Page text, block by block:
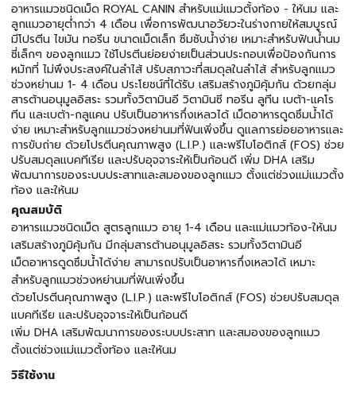
อาหารแมวชนิดเม็ด ROYAL CANIN สำหรับแม่แมวตั้งท้อง - ให้นม และ
ลูกแมวอายุต่ำกว่า 4 เดือน เพื่อการพัฒนาอวัยวะในร่างกายให้สมบูรณ์
มีโปรตีน ไขมัน ทอรีน ขนาดเม็ดเล็ก ซึมซับน้ำง่าย เหมาะสำหรับฟันน้ำนม
ซี่เล็กๆ ของลูกแมว ใช้โปรตีนย่อยง่ายเป็นส่วนประกอบเพื่อป้องกันการ
หมักที่ ไม่พึงประสงค์ในลำไส้ ปรับสภาวะที่สมดุลในลำไส้ สำหรับลูกแมว
ช่วงหย่านม 1- 4 เดือน ประโยชน์ที่ได้รับ เสริมสร้างภูมิคุ้มกัน ด้วยกลุ่ม
สารต้านอนุมูลอิสระ รวมทั้งวิตามินอี วิตามินซี ทอรีน ลูทีน เบต้า-แคโร
ทีน และเบต้า-กลูแคน ปรับเป็นอาหารกึ่งเหลวได้ เม็ดอาหารดูดซึมน้ำได้
ง่าย เหมาะสำหรับลูกแมวช่วงหย่านมที่ฟันเพิ่งขึ้น ดูแลการย่อยอาหารและ
การขับถ่าย ด้วยโปรตีนคุณภาพสูง (L.I.P.) และพรีไบโอติกส์ (FOS) ช่วย
ปรับสมดุลแบคทีเรีย และปรับอุจจาระให้เป็นก้อนดี เพิ่ม DHA เสริม
พัฒนาการของระบบประสาทและสมองของลูกแมว ตั้งแต่ช่วงแม่แมวตั้ง
ท้อง และให้นม
คุณสมบัติ
อาหารแมวชนิดเม็ด สูตรลูกแมว อายุ 1-4 เดือน และแม่แมวท้อง-ให้นม
เสริมสร้างภูมิคุ้มกัน มีกลุ่มสารต้านอนุมูลอิสระ รวมทั้งวิตามินอี
เม็ดอาหารดูดซึมน้ำได้ง่าย สามารถปรับเป็นอาหารกึ่งเหลวได้ เหมาะ
สำหรับลูกแมวช่วงหย่านมที่ฟันเพิ่งขึ้น
ด้วยโปรตีนคุณภาพสูง (L.I.P.) และพรีไบโอติกส์ (FOS) ช่วยปรับสมดุล
แบคทีเรีย และปรับอุจจาระให้เป็นก้อนดี
เพิ่ม DHA เสริมพัฒนาการของระบบประสาท และสมองของลูกแมว
ตั้งแต่ช่วงแม่แมวตั้งท้อง และให้นม
วิธีใช้งาน